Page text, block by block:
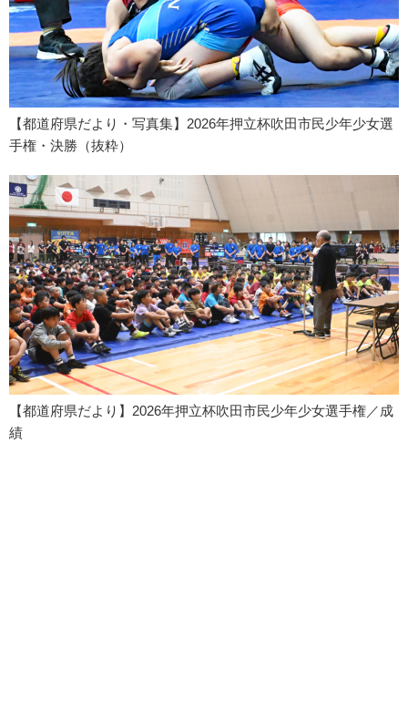
【都道府県だより・写真集】2026年押立杯吹田市民少年少女選
手権・決勝（抜粋）
【都道府県だより】2026年押立杯吹田市民少年少女選手権／成
績